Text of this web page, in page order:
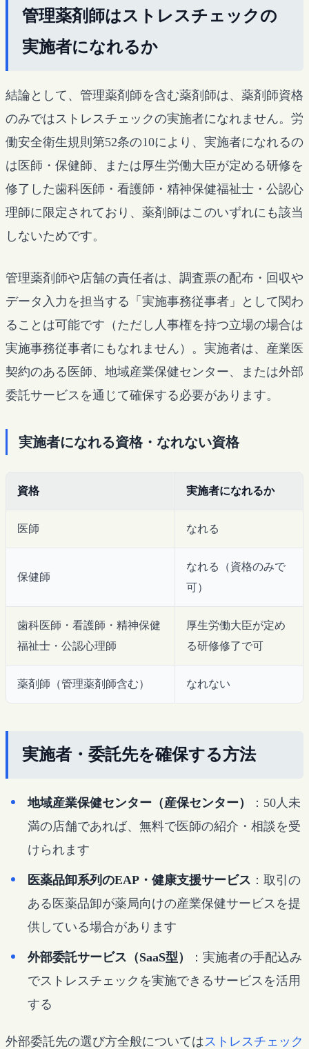
管理薬剤師はストレスチェックの
実施者になれるか
結論として、管理薬剤師を含む薬剤師は、薬剤師資格
のみではストレスチェックの実施者になれません。労
働安全衛生規則第52条の10により、実施者になれるの
は医師・保健師、または厚生労働大臣が定める研修を
修了した歯科医師・看護師・精神保健福祉士・公認心
理師に限定されており、薬剤師はこのいずれにも該当
しないためです。
管理薬剤師や店舗の責任者は、調査票の配布・回収や
データ入力を担当する「実施事務従事者」として関わ
ることは可能です（ただし人事権を持つ立場の場合は
実施事務従事者にもなれません）。実施者は、産業医
契約のある医師、地域産業保健センター、または外部
委託サービスを通じて確保する必要があります。
実施者になれる資格・なれない資格
資格 実施者になれるか
医師 なれる
保健師
なれる（資格のみで
可）
歯科医師・看護師・精神保健
福祉士・公認心理師
厚生労働大臣が定め
る研修修了で可
薬剤師（管理薬剤師含む） なれない
実施者・委託先を確保する方法
地域産業保健センター（産保センター）
：50人未
満の店舗であれば、無料で医師の紹介・相談を受
けられます
医薬品卸系列のEAP・健康支援サービス ：取引の
ある医薬品卸が薬局向けの産業保健サービスを提
供している場合があります
外部委託サービス（SaaS型）
：実施者の手配込み
でストレスチェックを実施できるサービスを活用
する
外部委託先の選び方全般については ストレスチェック